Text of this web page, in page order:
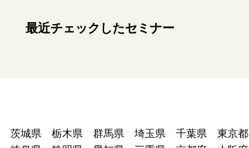
最近チェックしたセミナー
茨城県 栃木県 群馬県 埼玉県 千葉県 東京都